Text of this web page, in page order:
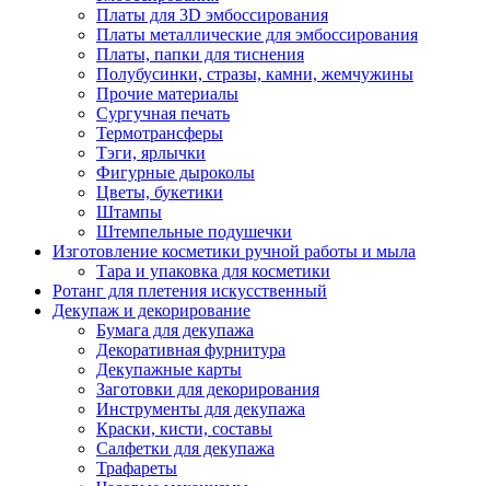
Платы для 3D эмбоссирования
Платы металлические для эмбоссирования
Платы, папки для тиснения
Полубусинки, стразы, камни, жемчужины
Прочие материалы
Сургучная печать
Термотрансферы
Тэги, ярлычки
Фигурные дыроколы
Цветы, букетики
Штампы
Штемпельные подушечки
Изготовление косметики ручной работы и мыла
Тара и упаковка для косметики
Ротанг для плетения искусственный
Декупаж и декорирование
Бумага для декупажа
Декоративная фурнитура
Декупажные карты
Заготовки для декорирования
Инструменты для декупажа
Краски, кисти, составы
Салфетки для декупажа
Трафареты